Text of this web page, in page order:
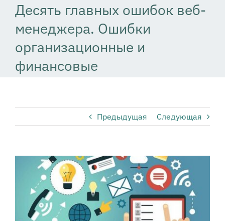
Десять главных ошибок веб-
менеджера. Ошибки
организационные и
финансовые
Предыдущая Следующая
Image